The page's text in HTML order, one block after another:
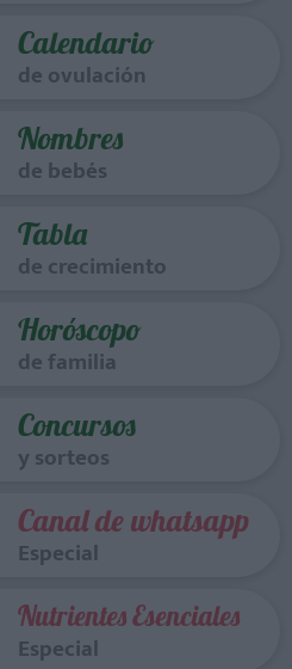
Calendario
de ovulación
Nombres
de bebés
Tabla
de crecimiento
Horóscopo
de familia
Concursos
y sorteos
Canal de whatsapp
Especial
Nutrientes Esenciales
Especial